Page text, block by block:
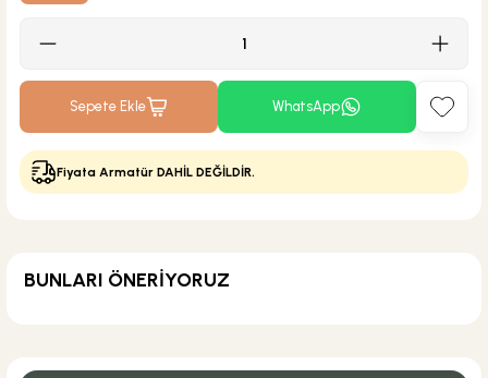
Sepete Ekle WhatsApp
Fiyata Armatür DAHİL DEĞİLDİR.
BUNLARI ÖNERİYORUZ